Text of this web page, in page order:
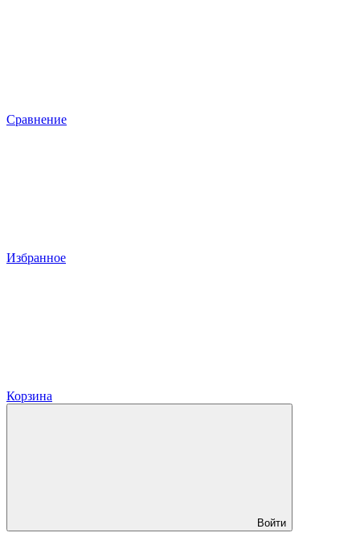
Сравнение
Избранное
Корзина
Войти